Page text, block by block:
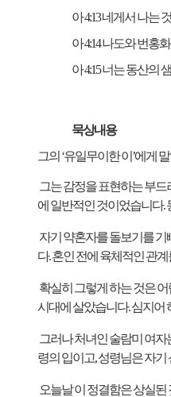
아4:13네게서 나는
아4:14나도와 번홍
아4:15너는 동산의
묵상내용
그의 ‘유일무이한 이 ’에게
그는 감정을 표현하는 부
에 일반적인 것이었습니다.
자기 약혼자를 돌보기를
다.혼인 전에 육체적인 관
확실히 그렇게 하는 것은
시대에 살았습니다.심지어
그러나 처녀인 술람미 여자
령의 입이고,성령님은 자기
오늘날 이 정결함은 상실